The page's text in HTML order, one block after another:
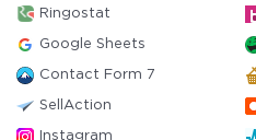
Ringostat
Google Sheets
Contact Form 7
SellAction
Instagram